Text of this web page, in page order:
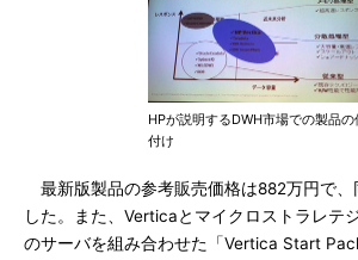
HPが説明するDWH市場での製品の
付け
最新版製品の参考販売価格は882万円で、
した。また、Verticaとマイクロストラレテ
のサーバを組み合わせた「Vertica Start